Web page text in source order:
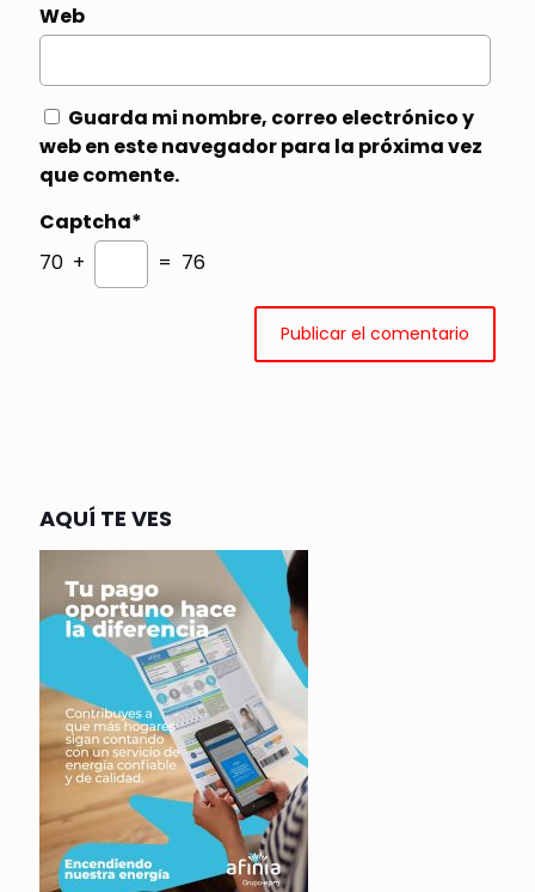
Web
Guarda mi nombre, correo electrónico y
web en este navegador para la próxima vez
que comente.
Captcha*
70 +
= 76
AQUÍ TE VES